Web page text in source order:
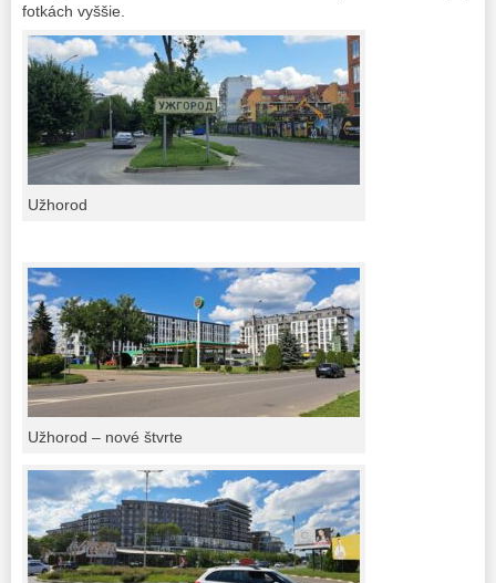
fotkách vyššie.
Užhorod
Užhorod – nové štvrte